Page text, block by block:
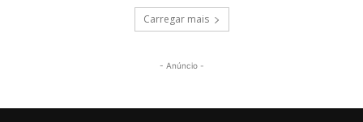
Carregar mais
- Anúncio -